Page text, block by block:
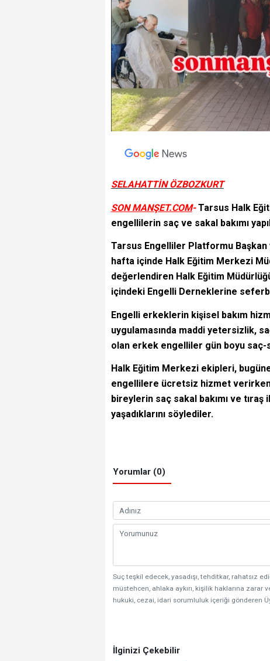
SELAHATTİN ÖZBOZKURT
SON MANŞET.COM-Tarsus Halk
engellilerin saç ve sakal bakımı
Tarsus Engelliler Platformu Başkan
hafta içinde Halk Eğitim Merkezi
değerlendiren Halk Eğitim
içindeki Engelli Derneklerine
Engelli erkeklerin kişisel bakım
uygulamasında maddi yetersizlik,
olan erkek engelliler gün boyu saç-
Halk Eğitim Merkezi ekipleri,
engellilere ücretsiz hizmet
bireylerin saç sakal bakımı ve tıraş
yaşadıklarını söylediler.
Yorumlar (0)
Suç teşkil edecek, yasadışı, tehditkar, rahatsız
müstehcen, ahlaka aykırı, kişilik haklarına
hukuki, cezai, idari sorumluluk içeriği gönderen
İlginizi Çekebilir